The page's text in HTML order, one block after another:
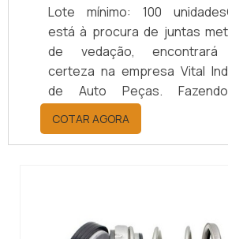
Lote mínimo: 100
está à procura de juntas
de vedação, encontrará
certeza na empresa Vital
de Auto Peças.
orçamento por meio da
empresa da área, é possível
sofisticação, qualidade e
da Vital Indústria de Auto
COTAR AGORA